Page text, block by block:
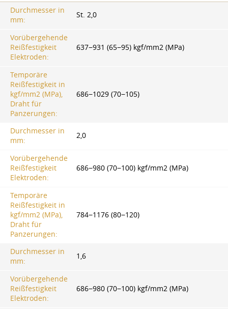
Durchmesser in
mm:
St. 2,0
Vorübergehende
Reißfestigkeit
Elektroden:
637−931 (65−95) kgf/mm2 (MPa)
Temporäre
Reißfestigkeit in
kgf/mm2 (MPa),
Draht für
Panzerungen:
686−1029 (70−105)
Durchmesser in
mm:
2,0
Vorübergehende
Reißfestigkeit
Elektroden:
686−980 (70−100) kgf/mm2 (MPa)
Temporäre
Reißfestigkeit in
kgf/mm2 (MPa),
Draht für
Panzerungen:
784−1176 (80−120)
Durchmesser in
mm:
1,6
Vorübergehende
Reißfestigkeit
Elektroden:
686−980 (70−100) kgf/mm2 (MPa)